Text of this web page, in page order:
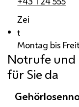
Zei
t
Montag bis
Notrufe und
für Sie da